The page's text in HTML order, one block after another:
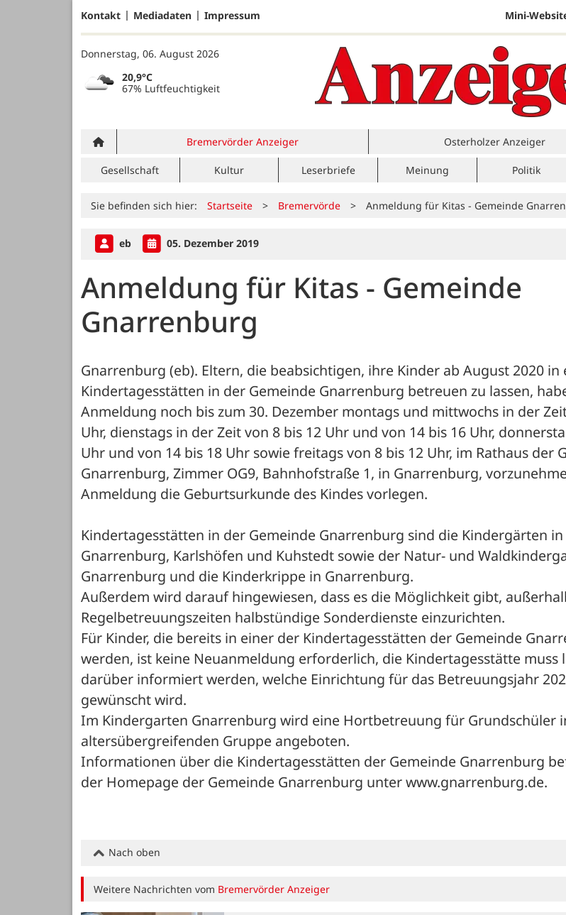
Kontakt Mediadaten Impressum Mini-
Donnerstag, 06. August 2026
20,9°C
67% Luftfeuchtigkeit
Bremervörder Anzeiger Osterholzer Anzeiger
Gesellschaft Kultur Leserbriefe Meinung Politik
Sie befinden sich hier: Startseite > Bremervörde > Anmeldung für Kitas - Gemeinde
eb 05. Dezember 2019
Anmeldung für Kitas - Gemeinde
Gnarrenburg
Gnarrenburg (eb). Eltern, die beabsichtigen, ihre Kinder ab August 2020 in
Kindertagesstätten in der Gemeinde Gnarrenburg betreuen zu lassen,
Anmeldung noch bis zum 30. Dezember montags und mittwochs in der
Uhr, dienstags in der Zeit von 8 bis 12 Uhr und von 14 bis 16 Uhr,
Uhr und von 14 bis 18 Uhr sowie freitags von 8 bis 12 Uhr, im Rathaus der
Gnarrenburg, Zimmer OG9, Bahnhofstraße 1, in Gnarrenburg,
Anmeldung die Geburtsurkunde des Kindes vorlegen.
Kindertagesstätten in der Gemeinde Gnarrenburg sind die Kindergärten
Gnarrenburg, Karlshöfen und Kuhstedt sowie der Natur- und
Gnarrenburg und die Kinderkrippe in Gnarrenburg.
Außerdem wird darauf hingewiesen, dass es die Möglichkeit gibt,
Regelbetreuungszeiten halbstündige Sonderdienste einzurichten.
Für Kinder, die bereits in einer der Kindertagesstätten der Gemeinde
werden, ist keine Neuanmeldung erforderlich, die Kindertagesstätte muss
darüber informiert werden, welche Einrichtung für das Betreuungsjahr
gewünscht wird.
Im Kindergarten Gnarrenburg wird eine Hortbetreuung für Grundschüler
altersübergreifenden Gruppe angeboten.
Informationen über die Kindertagesstätten der Gemeinde Gnarrenburg
der Homepage der Gemeinde Gnarrenburg unter www.gnarrenburg.de.
Nach oben
Weitere Nachrichten vom Bremervörder Anzeiger